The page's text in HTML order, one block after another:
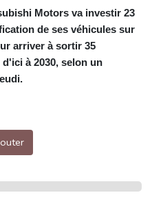
Motors va investir 23
de ses véhicules sur
arriver à sortir 35
à 2030, selon un